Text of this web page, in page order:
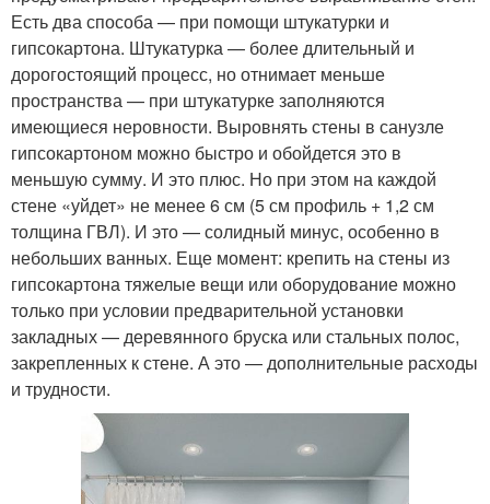
Есть два способа — при помощи штукатурки и
гипсокартона. Штукатурка — более длительный и
дорогостоящий процесс, но отнимает меньше
пространства — при штукатурке заполняются
имеющиеся неровности. Выровнять стены в санузле
гипсокартоном можно быстро и обойдется это в
меньшую сумму. И это плюс. Но при этом на каждой
стене «уйдет» не менее 6 см (5 см профиль + 1,2 см
толщина ГВЛ). И это — солидный минус, особенно в
небольших ванных. Еще момент: крепить на стены из
гипсокартона тяжелые вещи или оборудование можно
только при условии предварительной установки
закладных — деревянного бруска или стальных полос,
закрепленных к стене. А это — дополнительные расходы
и трудности.